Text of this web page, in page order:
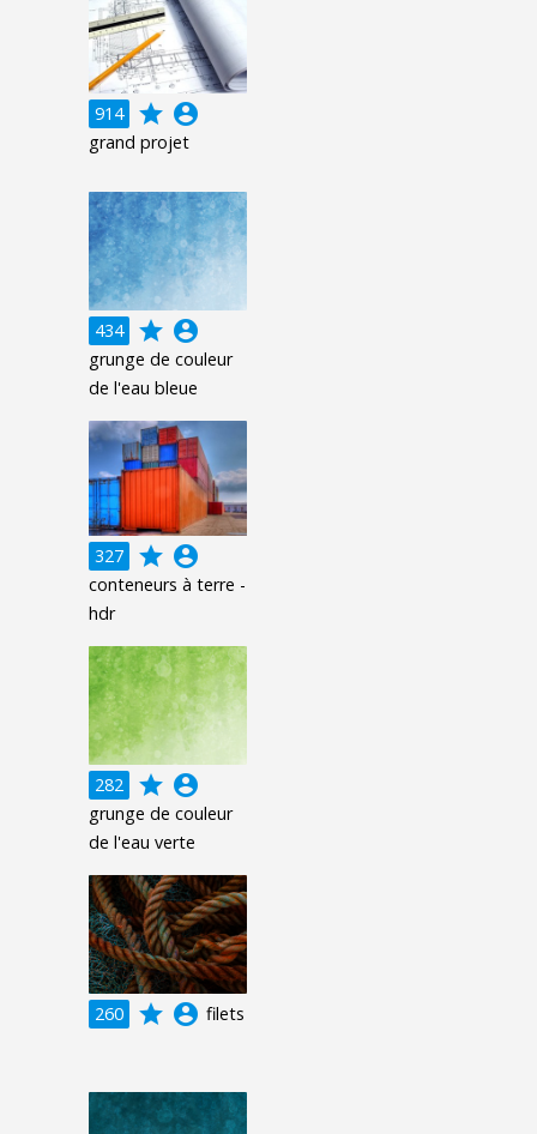
914 grade account_circle
grand projet
434 grade account_circle
grunge de couleur
de l'eau bleue
327 grade account_circle
conteneurs à terre -
hdr
282 grade account_circle
grunge de couleur
de l'eau verte
260 grade account_circle filets